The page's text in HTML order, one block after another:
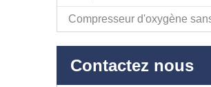
Contactez nous